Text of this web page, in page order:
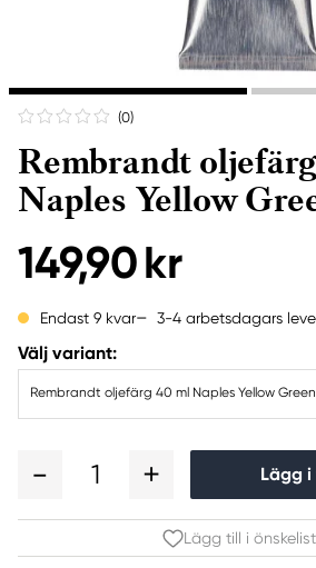
(0)
Rembrandt
Naples Yellow
149,90 kr
Endast 9 kvar 3-4 arbetsdagars
Välj variant:
Rembrandt oljefärg 40 ml Naples Yellow
1 Lägg
Lägg till i